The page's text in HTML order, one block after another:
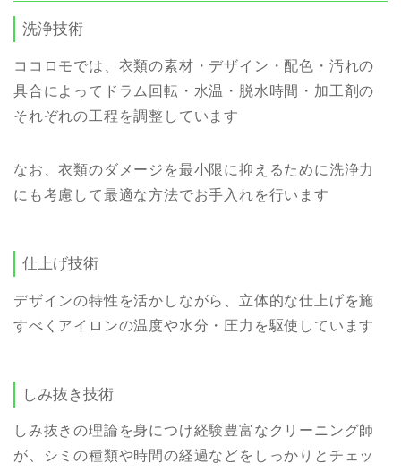
洗浄技術
ココロモでは、衣類の素材・デザイン・配色・汚れの
具合によってドラム回転・水温・脱水時間・加工剤の
それぞれの工程を調整しています
なお、衣類のダメージを最小限に抑えるために洗浄力
にも考慮して最適な方法でお手入れを行います
仕上げ技術
デザインの特性を活かしながら、立体的な仕上げを施
すべくアイロンの温度や水分・圧力を駆使しています
しみ抜き技術
しみ抜きの理論を身につけ経験豊富なクリーニング師
が、シミの種類や時間の経過などをしっかりとチェッ